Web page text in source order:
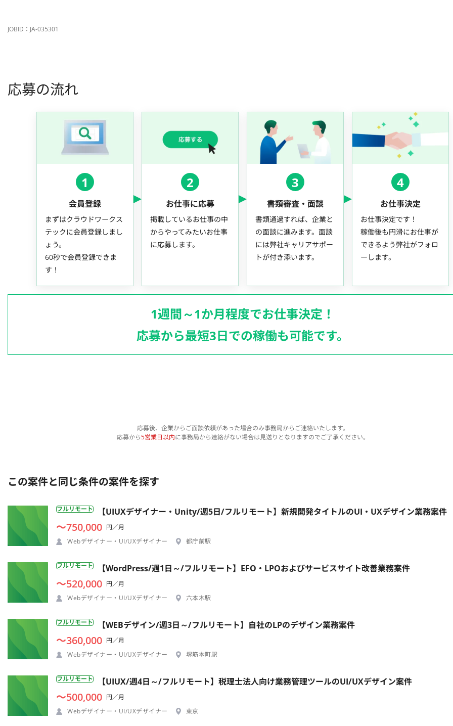
JOBID：JA-035301
応募の流れ
1
会員登録
まずはクラウドワークス
テックに会員登録しまし
ょう。
60秒で会員登録できま
す！
2
お仕事に応募
掲載しているお仕事の中
からやってみたいお仕事
に応募します。
3
書類審査・面談
書類通過すれば、企業と
の面談に進みます。面談
には弊社キャリアサポー
トが付き添います。
4
お仕事決定
お仕事決定です！
稼働後も円滑にお仕事が
できるよう弊社がフォロ
ーします。
1週間～1か月程度でお仕事決定！
応募から最短3日での稼働も可能です。
応募後、企業からご面談依頼があった場合のみ事務局からご連絡いたします。
応募から5営業日以内に事務局から連絡がない場合は見送りとなりますのでご了承ください。
この案件と同じ条件の案件を探す
フルリモート 【UIUXデザイナー・Unity/週5日/フルリモート】新規開発タイトルのUI・UXデザイン業務案件
〜750,000 円／月
Webデザイナー・UI/UXデザイナー
都庁前駅
フルリモート 【WordPress/週1日～/フルリモート】EFO・LPOおよびサービスサイト改善業務案件
〜520,000 円／月
Webデザイナー・UI/UXデザイナー
六本木駅
フルリモート 【WEBデザイン/週3日～/フルリモート】自社のLPのデザイン業務案件
〜360,000 円／月
Webデザイナー・UI/UXデザイナー
堺筋本町駅
フルリモート 【UIUX/週4日～/フルリモート】税理士法人向け業務管理ツールのUI/UXデザイン案件
〜500,000 円／月
Webデザイナー・UI/UXデザイナー
東京